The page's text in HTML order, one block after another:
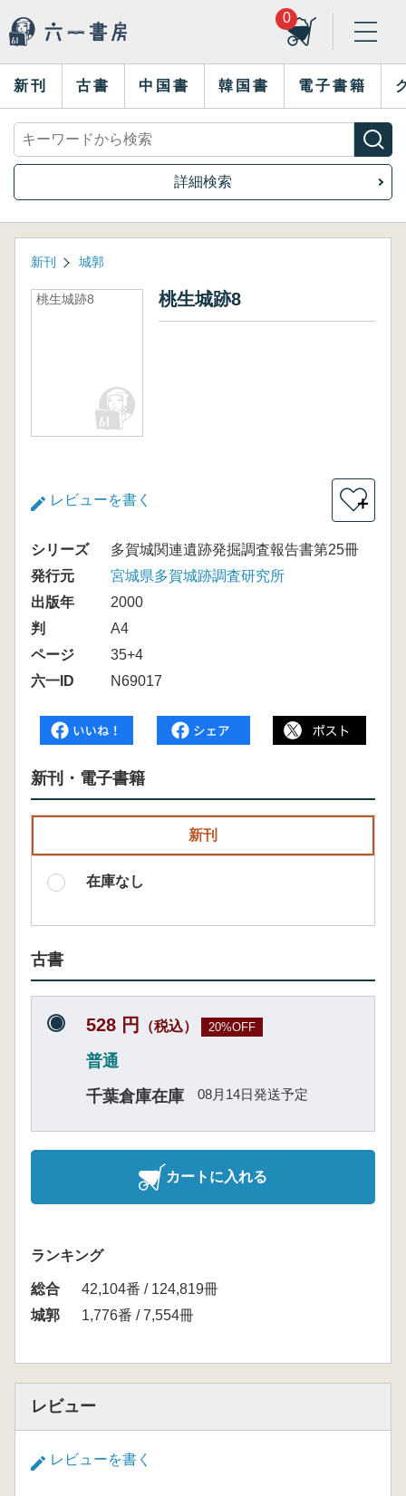
0
新刊 古書 中国書 韓国書 電子書籍
詳細検索
新刊 城郭
桃生城跡8 桃生城跡8
レビューを書く ＋
シリーズ
多賀城関連遺跡発掘調査報告書第25冊
発行元
宮城県多賀城跡調査研究所
出版年
2000
判
A4
ページ
35+4
六一ID
N69017
新刊・電子書籍
新刊
在庫なし
古書
528 円 （税込） 20%OFF
普通
千葉倉庫在庫
08月14日発送予定
カートに入れる
ランキング
総合
42,104番 / 124,819冊
城郭
1,776番 / 7,554冊
レビュー
レビューを書く